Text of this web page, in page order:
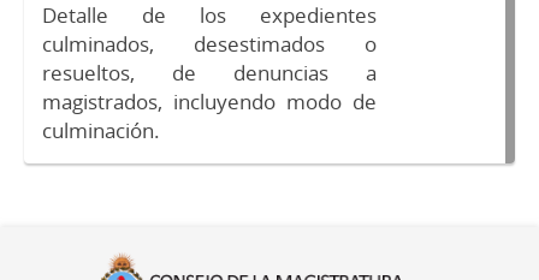
Detalle de los expedientes
culminados, desestimados o
resueltos, de denuncias a
magistrados, incluyendo modo de
culminación.